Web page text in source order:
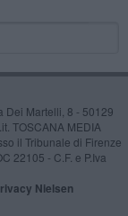
Dei Martelli, 8 - 50129
TOSCANA MEDIA
il Tribunale di Firenze
22105 - C.F. e P.Iva
Nielsen